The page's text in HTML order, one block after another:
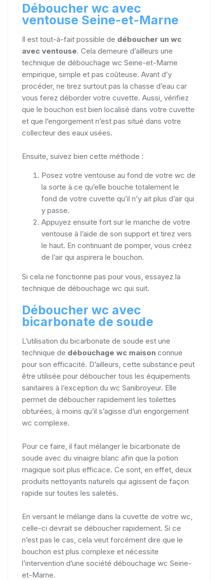
Déboucher wc avec
ventouse Seine-et-Marne
Il est tout-à-fait possible de déboucher un wc
avec ventouse. Cela demeure d’ailleurs une
technique de débouchage wc Seine-et-Marne
empirique, simple et pas coûteuse. Avant d’y
procéder, ne tirez surtout pas la chasse d’eau car
vous ferez déborder votre cuvette. Aussi, vérifiez
que le bouchon est bien localisé dans votre cuvette
et que l’engorgement n’est pas situé dans votre
collecteur des eaux usées.
Ensuite, suivez bien cette méthode :
Posez votre ventouse au fond de votre wc de
la sorte à ce qu’elle bouche totalement le
fond de votre cuvette qu’il n’y ait plus d’air qui
y passe.
Appuyez ensuite fort sur le manche de votre
ventouse à l’aide de son support et tirez vers
le haut. En continuant de pomper, vous créez
de l’air qui aspirera le bouchon.
Si cela ne fonctionne pas pour vous, essayez la
technique de débouchage wc qui suit.
Déboucher wc avec
bicarbonate de soude
L’utilisation du bicarbonate de soude est une
technique de débouchage wc maison connue
pour son efficacité. D’ailleurs, cette substance peut
être utilisée pour déboucher tous les équipements
sanitaires à l’exception du wc Sanibroyeur. Elle
permet de déboucher rapidement les toilettes
obturées, à moins qu’il s’agisse d’un engorgement
wc complexe.
Pour ce faire, il faut mélanger le bicarbonate de
soude avec du vinaigre blanc afin que la potion
magique soit plus efficace. Ce sont, en effet, deux
produits nettoyants naturels qui agissent de façon
rapide sur toutes les saletés.
En versant le mélange dans la cuvette de votre wc,
celle-ci devrait se déboucher rapidement. Si ce
n’est pas le cas, cela veut forcément dire que le
bouchon est plus complexe et nécessite
l’intervention d’une société débouchage wc Seine-
et-Marne.